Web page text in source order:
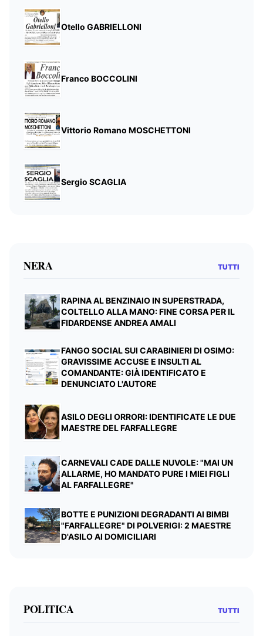
Otello GABRIELLONI
Franco BOCCOLINI
Vittorio Romano MOSCHETTONI
Sergio SCAGLIA
NERA TUTTI
RAPINA AL BENZINAIO IN SUPERSTRADA,
COLTELLO ALLA MANO: FINE CORSA PER IL
FIDARDENSE ANDREA AMALI
FANGO SOCIAL SUI CARABINIERI DI OSIMO:
GRAVISSIME ACCUSE E INSULTI AL
COMANDANTE: GIÀ IDENTIFICATO E
DENUNCIATO L'AUTORE
ASILO DEGLI ORRORI: IDENTIFICATE LE DUE
MAESTRE DEL FARFALLEGRE
CARNEVALI CADE DALLE NUVOLE: "MAI UN
ALLARME, HO MANDATO PURE I MIEI FIGLI
AL FARFALLEGRE"
BOTTE E PUNIZIONI DEGRADANTI AI BIMBI
"FARFALLEGRE" DI POLVERIGI: 2 MAESTRE
D'ASILO AI DOMICILIARI
POLITICA TUTTI